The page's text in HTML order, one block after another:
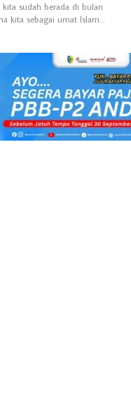
kita sudah berada di bulan
kita sebagai umat Islam…